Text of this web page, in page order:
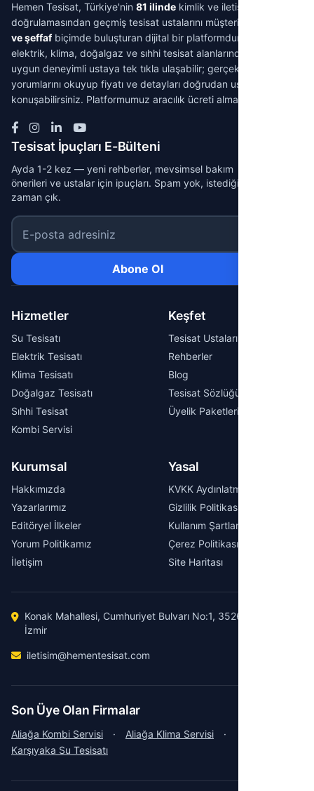
Hemen Tesisat, Türkiye'nin 81 ilinde kimlik ve iletişim
doğrulamasından geçmiş tesisat ustalarını müşterilerle
ve şeffafbiçimde buluşturan dijital bir platformdur. Su tesisatı,
elektrik, klima, doğalgaz ve sıhhi tesisat alanlarında ihtiyacınıza
uygun deneyimli ustaya tek tıkla ulaşabilir; gerçek müşteri
yorumlarını okuyup fiyatı ve detayları doğrudan ustayla
konuşabilirsiniz. Platformumuz aracılık ücreti almaz.
Tesisat İpuçları E-Bülteni
Ayda 1-2 kez — yeni rehberler, mevsimsel bakım
önerileri ve ustalar için ipuçları. Spam yok, istediğin
zaman çık.
E-posta adresiniz
Abone Ol
Hizmetler
Su Tesisatı
Elektrik Tesisatı
Klima Tesisatı
Doğalgaz Tesisatı
Sıhhi Tesisat
Kombi Servisi
Keşfet
Tesisat Ustaları
Rehberler
Blog
Tesisat Sözlüğü
Üyelik Paketleri
Kurumsal
Hakkımızda
Yazarlarımız
Editöryel İlkeler
Yorum Politikamız
İletişim
Yasal
KVKK Aydınlatma Metni
Gizlilik Politikası
Kullanım Şartları
Çerez Politikası
Site Haritası
Konak Mahallesi, Cumhuriyet Bulvarı No:1, 35260 Konak /
İzmir
iletisim@hementesisat.com
Son Üye Olan Firmalar
Aliağa Kombi Servisi · Aliağa Klima Servisi
·
Karşıyaka Su Tesisatı